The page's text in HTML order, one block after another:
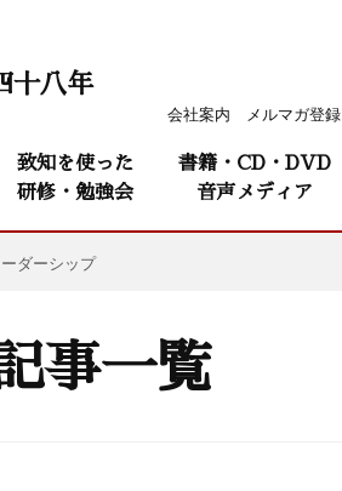
会社案内 メルマガ登録
十八年
致知を使った
研修・勉強会
書籍・CD・DVD
音声メディア
ーダーシップ
事一覧